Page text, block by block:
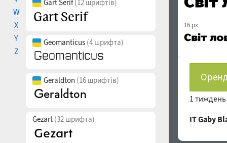
W
X
Y
Z
Gart Serif(12 шрифтів)
Geomanticus (4 шрифта)
Geraldton (16 шрифтів)
Gezart (32 шрифта)
16 px
1
IT Gaby